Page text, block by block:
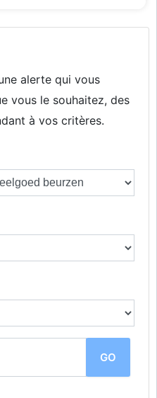
alerte qui vous
vous le souhaitez, des
à vos critères.